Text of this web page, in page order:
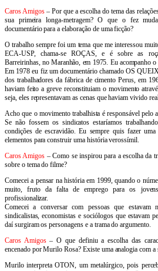
Caros Amigos– Por que a escolha do tema das
sua primeira longa-metragem? O que o fez
documentário para a elaboração de uma ficção?
O trabalho sempre foi um tema que me interessou
ECA-USP, chama-se ROÇAS, e é sobre as
Barreirinhas, no Maranhão, em 1975. Eu acompanho
Em 1978 eu fiz um documentário chamado OS
dos trabalhadores da fábrica de cimento Perus, em
haviam feito a greve reconstituiam o movimento
seja, eles representavam as cenas que haviam vivido
Acho que o movimento trabalhista é responsável pelo
Se não fossem os sindicatos estaríamos
condições de escravidão. Eu sempre quis fazer
elementos para construir uma história verossímil.
Caros Amigos – Como se inspirou para a escolha da
sobre o tema do filme?
Comecei a pensar na história em 1999, quando o
muito, fruto da falta de emprego para os
profissionalizar.
Comecei a conversar com pessoas que estavam
sindicalistas, economistas e sociólogos que estavam
daí surgiram os personagens e a trama do argumento.
Caros Amigos– O que definiu a escolha das
encenado por Murilo Rosa? Existe uma analogia com a
Murilo interpreta OTON, um metalúrgico, pois